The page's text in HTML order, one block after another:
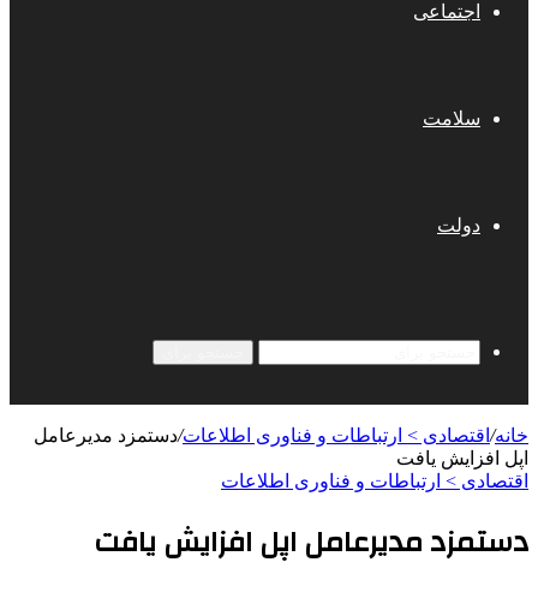
اجتماعی
سلامت
دولت
خانه/ اقتصادی > ارتباطات و فناوری اطلاعات/دستمزد مدیرعامل
اپل افزایش یافت
اقتصادی > ارتباطات و فناوری اطلاعات
دستمزد مدیرعامل اپل افزایش یافت